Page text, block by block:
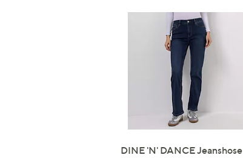
DINE 'N' DANCE Jeanshose